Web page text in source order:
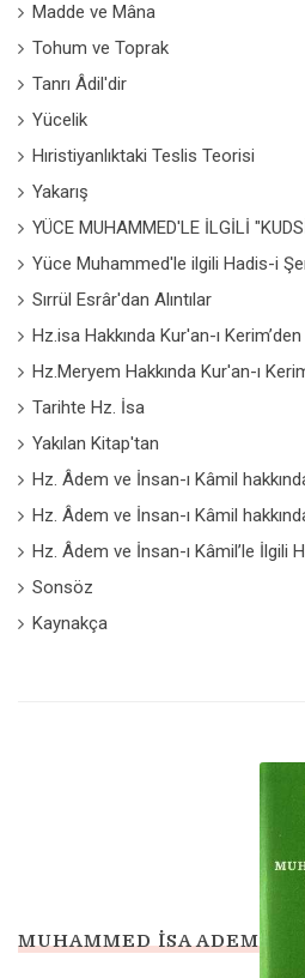
Madde ve Mâna
Tohum ve Toprak
Tanrı Âdil'dir
Yücelik
Hıristiyanlıktaki Teslis Teorisi
Yakarış
YÜCE MUHAMMED'LE İLGİLİ
Yüce Muhammed'le ilgili Hadis-i
Sırrül Esrâr'dan Alıntılar
Hz.isa Hakkında Kur'an-ı
Hz.Meryem Hakkında Kur'an-ı
Tarihte Hz. İsa
Yakılan Kitap'tan
Hz. Âdem ve İnsan-ı Kâmil
Hz. Âdem ve İnsan-ı Kâmil
Hz. Âdem ve İnsan-ı Kâmil’le İlgili
Sonsöz
Kaynakça
MUHAMMED İSA ADEM